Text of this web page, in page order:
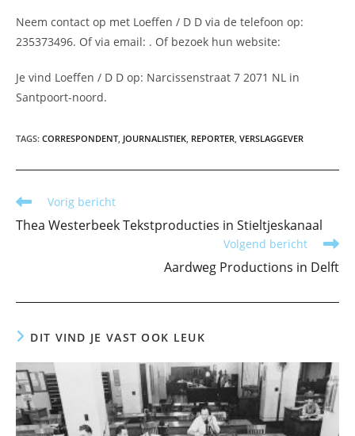
Neem contact op met Loeffen / D D via de telefoon op:
235373496. Of via email: . Of bezoek hun website:
Je vind Loeffen / D D op: Narcissenstraat 7 2071 NL in
Santpoort-noord.
TAGS: CORRESPONDENT, JOURNALISTIEK, REPORTER, VERSLAGGEVER
Lees
meer
artikelen
Vorig bericht
Thea Westerbeek Tekstproducties in Stieltjeskanaal
Volgend bericht
Aardweg Productions in Delft
DIT VIND JE VAST OOK LEUK